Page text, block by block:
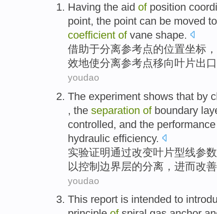
Having the aid of position
point, the point can be moved
coefficient of vane shape.
借助于分离参考点的位置坐标 ，
效地使分离参考点移向叶片出口
youdao
The experiment shows that by
, the separation of boundary
controlled, and the performance
hydraulic efficiency.
实验证明通过改变叶片型线参
以控制 边界层的分离 ，进而改善
youdao
This report is intended to